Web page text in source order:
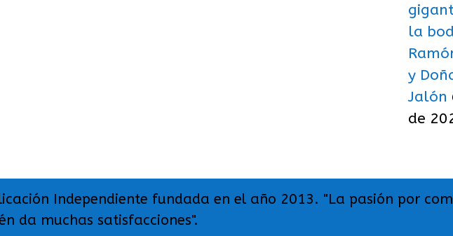
la
y
Jalón
de
Independiente fundada en el año 2013. "La pasión por
da muchas satisfacciones".